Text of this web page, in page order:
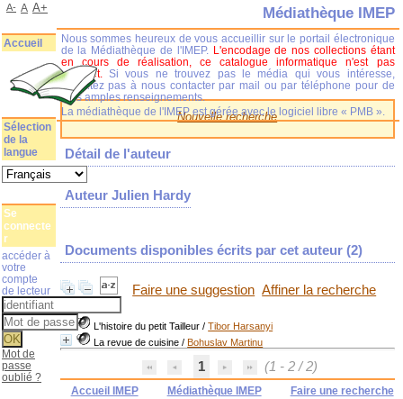
Nouvelle recherche
Détail de l'auteur
Auteur Julien Hardy
Documents disponibles écrits par cet auteur (2)
Faire une suggestion Affiner la recherche
L'histoire du petit Tailleur /Tibor Harsanyi
La revue de cuisine /Bohuslav Martinu
1 (1 - 2 / 2)
Accueil IMEP Médiathèque IMEP
Faire une recherche
Médiathèque IMEP
Nous sommes heureux de vous accueillir sur le portail électronique
de la Médiathèque de l'IMEP. L'encodage de nos collections étant
en cours de réalisation, ce catalogue informatique n'est pas
complet.
Si vous ne trouvez pas le média qui vous intéresse,
n'hésitez pas à nous contacter par mail ou par téléphone pour de
plus amples renseignements.
La médiathèque de l'IMEP est gérée avec le logiciel libre « PMB ».
A- A A+
Accueil
Sélection
de la
langue
Se
connecte
r
accéder à
votre
compte
de lecteur
Mot de
passe
oublié ?